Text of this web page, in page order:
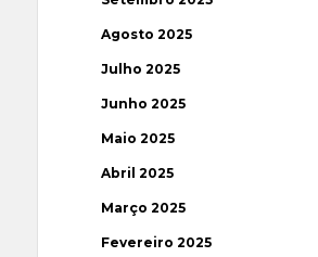
Agosto 2025
Julho 2025
Junho 2025
Maio 2025
Abril 2025
Março 2025
Fevereiro 2025